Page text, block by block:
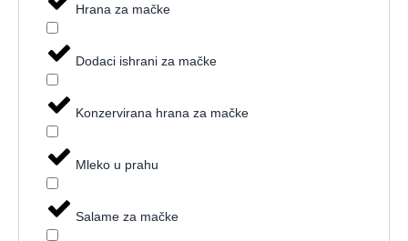
Hrana za mačke
Dodaci ishrani za mačke
Konzervirana hrana za mačke
Mleko u prahu
Salame za mačke